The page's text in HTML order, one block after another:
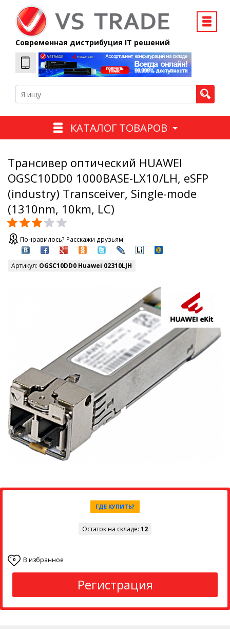
Современная дистрибуция IT решений
КАТАЛОГ ТОВАРОВ
Трансивер оптический HUAWEI
OGSC10DD0 1000BASE-LX10/LH, eSFP
(industry) Transceiver, Single-mode
(1310nm, 10km, LC)
Понравилось? Расскажи друзьям!
Артикул: OGSC10DD0 Huawei 02310LJH
ГДЕ КУПИТЬ?
Остаток на складе: 12
0 В избранное
Регистрация